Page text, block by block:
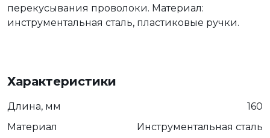
перекусывания проволоки. Материал:
инструментальная сталь, пластиковые ручки.
Характеристики
Длина, мм
160
Материал
Инструментальная сталь